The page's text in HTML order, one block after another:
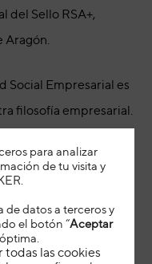
del Sello RSA+,
Aragón.
Social Empresarial es
filosofía empresarial.
dentro de un
a la adhesión al
Sostenibles
para analizar
de tu visita y
.
de datos a terceros y
el botón “Aceptar
todas las cookies